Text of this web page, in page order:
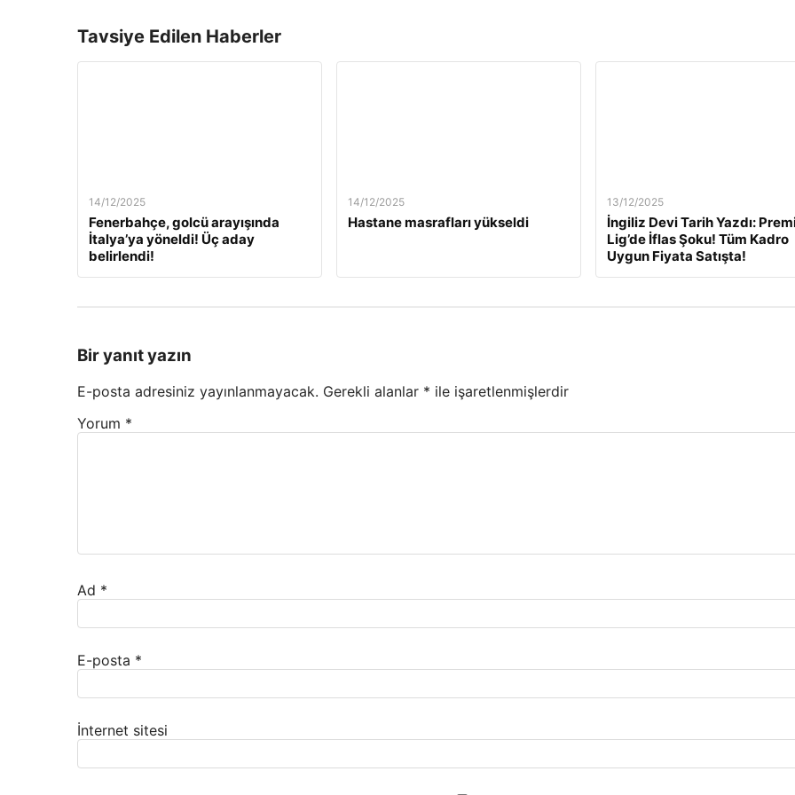
Tavsiye Edilen Haberler
14/12/2025
Fenerbahçe, golcü arayışında
İtalya’ya yöneldi! Üç aday
belirlendi!
14/12/2025
Hastane masrafları yükseldi
13/12/2025
İngiliz Devi Tarih Yazdı:
Lig’de İflas Şoku! Tüm Kadro
Uygun Fiyata Satışta!
Bir yanıt yazın
E-posta adresiniz yayınlanmayacak. Gerekli alanlar * ile işaretlenmişlerdir
Yorum *
Ad *
E-posta *
İnternet sitesi